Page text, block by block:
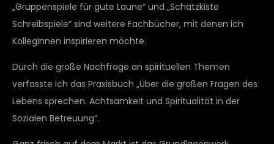
„Gruppenspiele für gute Laune“ und „Schatzkiste
Schreibspiele“ sind weitere Fachbücher, mit denen ich
KollegInnen inspirieren möchte.
Durch die große Nachfrage an spirituellen Themen
verfasste ich das Praxisbuch „Über die großen Fragen des
Lebens sprechen. Achtsamkeit und Spiritualität in der
Sozialen Betreuung“.